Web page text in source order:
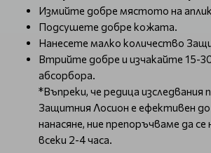
Измийте добре мястото на
Подсушете добре кожата.
Нанесете малко количество
Втрийте добре и изчакайте 15-
абсорбора.
*Въпреки, че редица изследвания
Защитния Лосион е ефективен до
нанасяне, ние препоръчваме да
всеки 2-4 часа.